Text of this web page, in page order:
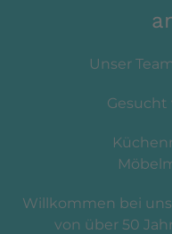
Unser
Gesucht
Willkommen bei
von über 50